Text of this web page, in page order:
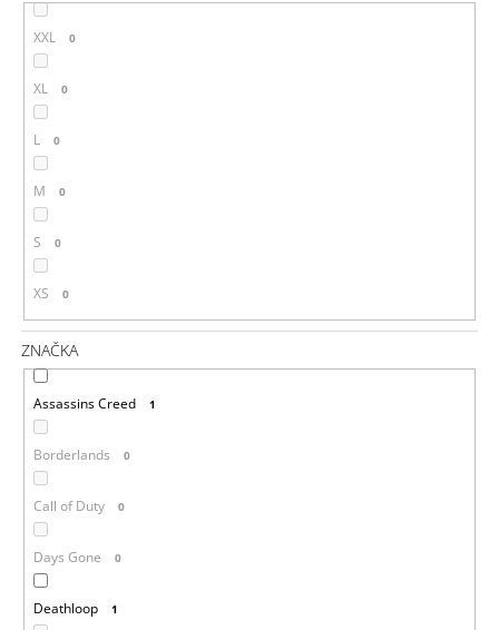
XXL 0
XL 0
L 0
M 0
S 0
XS 0
ZNAČKA
Assassins Creed 1
Borderlands 0
Call of Duty 0
Days Gone 0
Deathloop 1